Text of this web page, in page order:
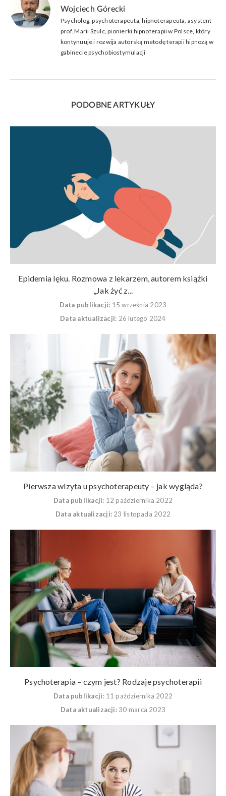
Wojciech Górecki
Psycholog, psychoterapeuta, hipnoterapeuta, asystent
prof. Marii Szulc, pionierki hipnoterapii w Polsce, który
kontynuuje i rozwija autorską metodę terapii hipnozą w
gabinecie psychobiostymulacji
PODOBNE ARTYKUŁY
Epidemia lęku. Rozmowa z lekarzem, autorem książki
„Jak żyć z...
Data publikacji: 15 września 2023
Data aktualizacji: 26 lutego 2024
Pierwsza wizyta u psychoterapeuty – jak wygląda?
Data publikacji: 12 października 2022
Data aktualizacji: 23 listopada 2022
Psychoterapia – czym jest? Rodzaje psychoterapii
Data publikacji: 11 października 2022
Data aktualizacji: 30 marca 2023